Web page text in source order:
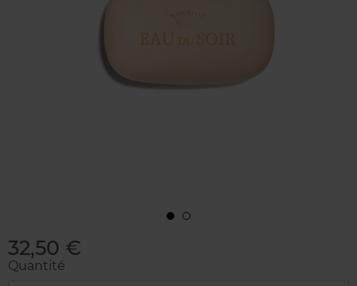
32,50 €
Quantité